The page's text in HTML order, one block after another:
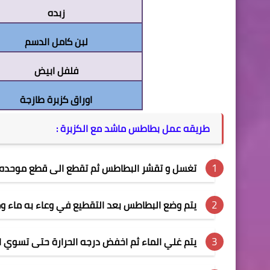
زبده
لبن كامل الدسم
فلفل ابيض
اوراق كزبرة طازجة
طريقه عمل بطاطس ماشد مع الكزبرة:
تغسل و تقشر البطاطس ثم تقطع الى قطع موحده الحجم
يتم وضع البطاطس بعد التقطيع في وعاء به ماء
يتم غلي الماء ثم اخفض درجه الحرارة حتى